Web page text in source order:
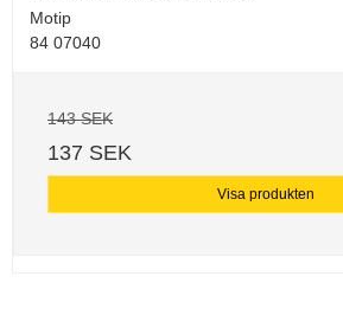
Motip
84 07040
143 SEK
137 SEK
Visa produkten